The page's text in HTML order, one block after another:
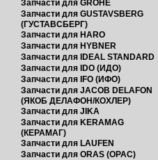
Запчасти для GROHE
Запчасти для GUSTAVSBERG
(ГУСТАВСБЕРГ)
Запчасти для HARO
Запчасти для HYBNER
Запчасти для IDEAL STANDARD
Запчасти для IDO (ИДО)
Запчасти для IFO (ИФО)
Запчасти для JACOB DELAFON
(ЯКОБ ДЕЛАФОН/КОХЛЕР)
Запчасти для JIKA
Запчасти для KERAMAG
(КЕРАМАГ)
Запчасти для LAUFEN
Запчасти для ORAS (ОРАС)